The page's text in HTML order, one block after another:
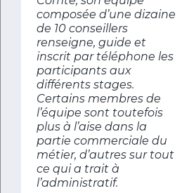
composée d’une dizaine
de 10 conseillers
renseigne, guide et
inscrit par téléphone les
participants aux
différents stages.
Certains membres de
l’équipe sont toutefois
plus à l’aise dans la
partie commerciale du
métier, d’autres sur tout
ce qui a trait à
l’administratif.